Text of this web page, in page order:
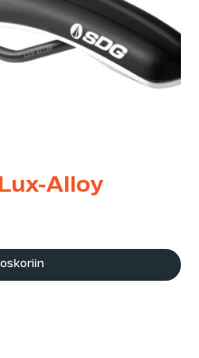
Alloy